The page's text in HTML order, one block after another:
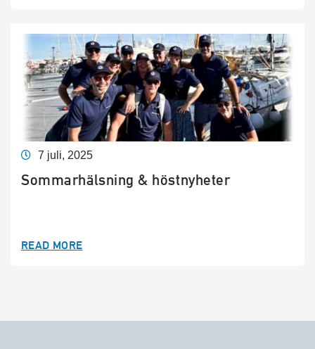
7 juli, 2025
Sommarhälsning & höstnyheter
READ MORE